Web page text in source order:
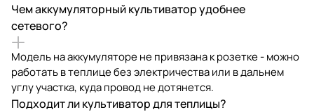
Чем аккумуляторный культиватор удобнее
сетевого?
Модель на аккумуляторе не привязана к розетке - можно
работать в теплице без электричества или в дальнем
углу участка, куда провод не дотянется.
Подходит ли культиватор для теплицы?